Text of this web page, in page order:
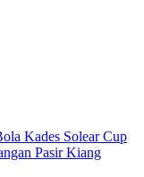
Kades Solear Cup
Pasir Kiang